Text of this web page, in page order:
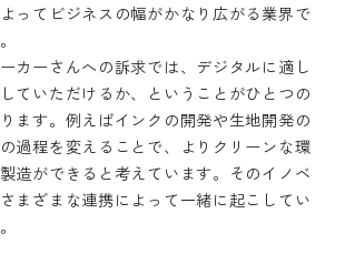
ってビジネスの幅がかなり広がる業界で
カーさんへの訴求では、デジタルに適し
ていただけるか、ということがひとつの
ます。例えばインクの開発や生地開発の
過程を変えることで、よりクリーンな環
造ができると考えています。そのイノベ
まざまな連携によって一緒に起こしてい